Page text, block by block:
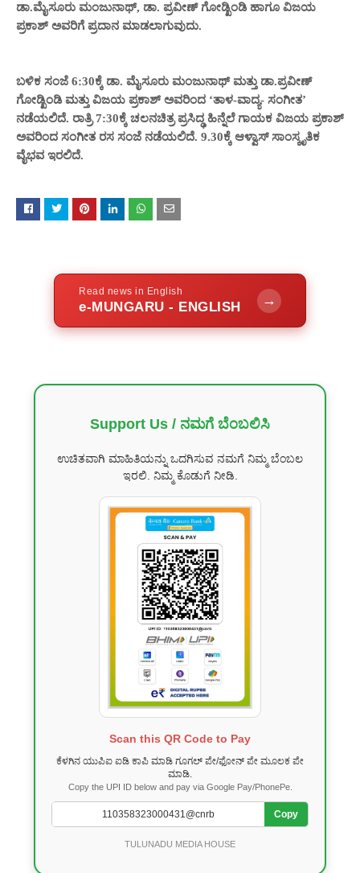
ಡಾ.ಮೈಸೂರು ಮಂಜುನಾಥ್, ಡಾ. ಪ್ರವೀಣ್ ಗೋಡ್ಖಿಂಡಿ ಹಾಗೂ ವಿಜಯ
ಪ್ರಕಾಶ್ ಅವರಿಗೆ ಪ್ರದಾನ ಮಾಡಲಾಗುವುದು.
ಬಳಿಕ ಸಂಜೆ 6:30ಕ್ಕೆ ಡಾ. ಮೈಸೂರು ಮಂಜುನಾಥ್ ಮತ್ತು ಡಾ.ಪ್ರವೀಣ್
ಗೋಡ್ಖಿಂಡಿ ಮತ್ತು ವಿಜಯ ಪ್ರಕಾಶ್ ಅವರಿಂದ ‘ತಾಳ-ವಾದ್ಯ- ಸಂಗೀತ’
ನಡೆಯಲಿದೆ. ರಾತ್ರಿ 7:30ಕ್ಕೆ ಚಲನಚಿತ್ರ ಪ್ರಸಿದ್ಢ ಹಿನ್ನೆಲೆ ಗಾಯಕ ವಿಜಯ ಪ್ರಕಾಶ್
ಅವರಿಂದ ಸಂಗೀತ ರಸ ಸಂಜೆ ನಡೆಯಲಿದೆ. 9.30ಕ್ಕೆ ಆಳ್ವಾಸ್ ಸಾಂಸ್ಕೃತಿಕ
ವೈಭವ ಇರಲಿದೆ.
Read news in English
e-MUNGARU - ENGLISH →
Support Us / ನಮಗೆ ಬೆಂಬಲಿಸಿ
ಉಚಿತವಾಗಿ ಮಾಹಿತಿಯನ್ನು ಒದಗಿಸುವ ನಮಗೆ ನಿಮ್ಮ ಬೆಂಬಲ
ಇರಲಿ. ನಿಮ್ಮ ಕೊಡುಗೆ ನೀಡಿ.
Scan this QR Code to Pay
ಕೆಳಗಿನ ಯುಪಿಐ ಐಡಿ ಕಾಪಿ ಮಾಡಿ ಗೂಗಲ್ ಪೇ/ಫೋನ್ ಪೇ ಮೂಲಕ ಪೇ
ಮಾಡಿ.
Copy the UPI ID below and pay via Google Pay/PhonePe.
Copy
TULUNADU MEDIA HOUSE